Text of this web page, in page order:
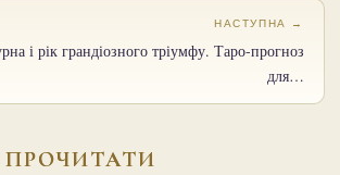
НАСТУПНА →
і рік грандіозного тріумфу. Таро-прогноз
для…